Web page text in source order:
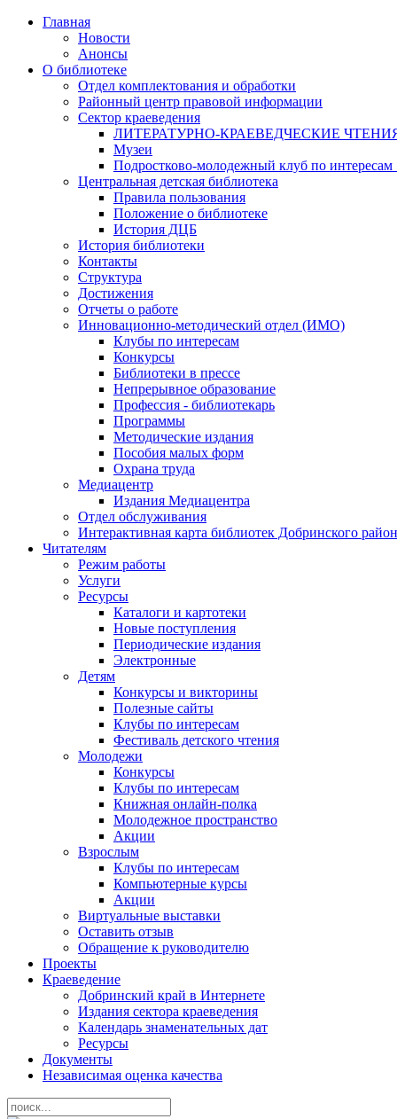
Главная
Новости
Анонсы
О библиотеке
Отдел комплектования и обработки
Районный центр правовой информации
Сектор краеведения
ЛИТЕРАТУРНО-КРАЕВЕДЧЕСКИЕ
Музеи
Подростково-молодежный клуб по интересам
Центральная детская библиотека
Правила пользования
Положение о библиотеке
История ДЦБ
История библиотеки
Контакты
Структура
Достижения
Отчеты о работе
Инновационно-методический отдел (ИМО)
Клубы по интересам
Конкурсы
Библиотеки в прессе
Непрерывное образование
Профессия - библиотекарь
Программы
Методические издания
Пособия малых форм
Охрана труда
Медиацентр
Издания Медиацентра
Отдел обслуживания
Интерактивная карта библиотек Добринского
Читателям
Режим работы
Услуги
Ресурсы
Каталоги и картотеки
Новые поступления
Периодические издания
Электронные
Детям
Конкурсы и викторины
Полезные сайты
Клубы по интересам
Фестиваль детского чтения
Молодежи
Конкурсы
Клубы по интересам
Книжная онлайн-полка
Молодежное пространство
Акции
Взрослым
Клубы по интересам
Компьютерные курсы
Акции
Виртуальные выставки
Оставить отзыв
Обращение к руководителю
Проекты
Краеведение
Добринский край в Интернете
Издания сектора краеведения
Календарь знаменательных дат
Ресурсы
Документы
Независимая оценка качества